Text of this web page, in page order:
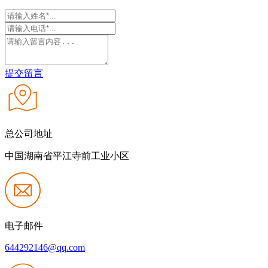
提交留言
总公司地址
中国湖南省平江寺前工业小区
电子邮件
644292146@qq.com